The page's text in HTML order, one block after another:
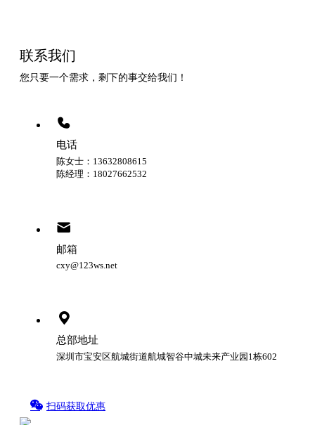
联系我们
您只要一个需求，剩下的事交给我们！
电话
陈女士：13632808615
陈经理：18027662532
邮箱
cxy@123ws.net
总部地址
深圳市宝安区航城街道航城智谷中城未来产业园1栋602
扫码获取优惠